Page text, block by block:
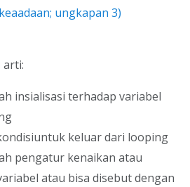
ungkapan 3)
arti:
insialisasi terhadap variabel
keluar dari looping
pengatur kenaikan atau
atau bisa disebut dengan